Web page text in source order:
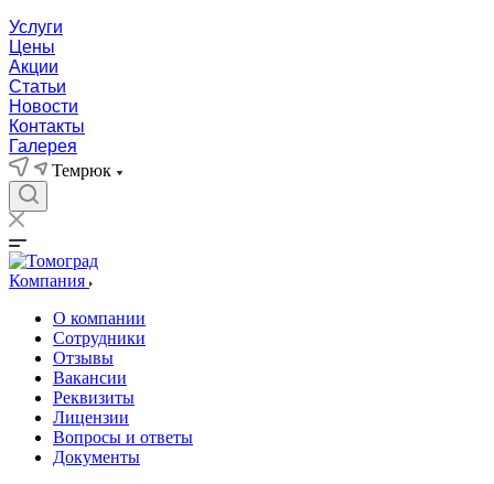
Услуги
Цены
Акции
Статьи
Новости
Контакты
Галерея
Темрюк
Компания
О компании
Сотрудники
Отзывы
Вакансии
Реквизиты
Лицензии
Вопросы и ответы
Документы